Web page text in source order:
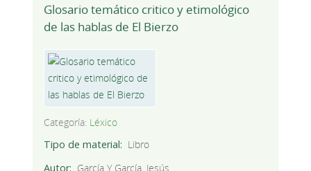
Glosario temático critico y etimológico
de las hablas de El Bierzo
Categoría: Léxico
Tipo de material
Libro
Autor
García Y García, Jesús